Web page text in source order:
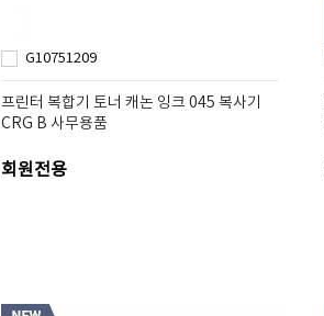
G10751209
프린터 복합기 토너 캐논 잉크 045 복사기
CRG B 사무용품
회원전용